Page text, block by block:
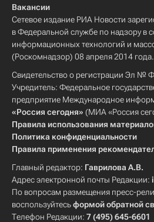
Вакансии
Сетевое издание РИА Новости
в Федеральной службе по надзору в
информационных технологий и
(Роскомнадзор) 08 апреля 2014 года.
Свидетельство о регистрации Эл №
Учредитель: Федеральное
предприятие Международное
«Россия сегодня» (МИА «Россия
Правила использования
Политика конфиденциальности
Правила применения
Главный редактор: Гаврилова А.В.
Адрес электронной почты Редакции:
По вопросам размещения пресс-
воспользуйтесьформой обратной
Телефон Редакции: 7 (495) 645-6601